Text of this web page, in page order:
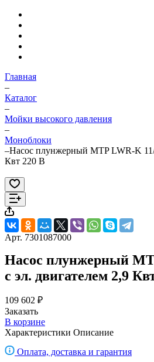
Главная
–
Каталог
–
Мойки высокого давления
–
Моноблоки
–Насос плунжерный MTP LWR-K 11/
Квт 220 В
Арт. 7301087000
Насос плунжерный
с эл. двигателем 2,9
109 602 ₽
Заказать
В корзине
Характеристики Описание
Оплата, доставка и гарантия